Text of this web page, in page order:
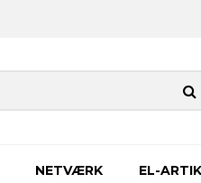
NETVÆRK EL-